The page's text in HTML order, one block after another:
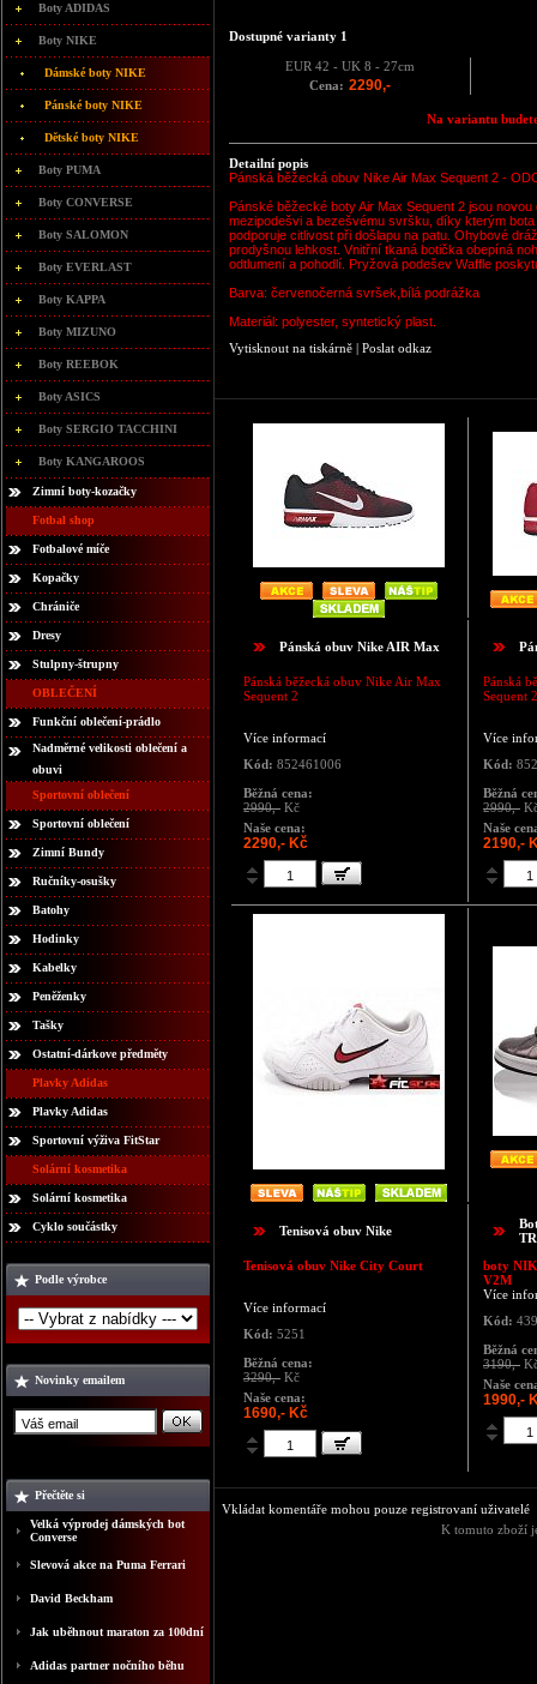
Boty ADIDAS
Boty NIKE
Dámské boty NIKE
Pánské boty NIKE
Dětské boty NIKE
Boty PUMA
Boty CONVERSE
Boty SALOMON
Boty EVERLAST
Boty KAPPA
Boty MIZUNO
Boty REEBOK
Boty ASICS
Boty SERGIO TACCHINI
Boty KANGAROOS
Zimní boty-kozačky
Fotbal shop
Fotbalové míče
Kopačky
Chrániče
Dresy
Stulpny-štrupny
OBLEČENÍ
Funkční oblečení-prádlo
Nadměrné velikosti oblečení a
obuvi
Sportovní oblečení
Sportovní oblečení
Zimní Bundy
Ručníky-osušky
Batohy
Hodinky
Kabelky
Peněženky
Tašky
Ostatní-dárkove předměty
Plavky Adidas
Plavky Adidas
Sportovní výživa FitStar
Solární kosmetika
Solární kosmetika
Cyklo součástky
Podle výrobce
Novinky emailem
Přečtěte si
Velká výprodej dámských bot
Converse
Slevová akce na Puma Ferrari
David Beckham
Jak uběhnout maraton za 100dní
Adidas partner nočního běhu
Dostupné varianty 1
EUR 42 - UK 8 - 27cm
Cena: 2290,-
Na variantu
Detailní popis
Pánská běžecká obuv Nike Air Max Sequent 2 -
Pánské běžecké boty Air Max Sequent 2 jsou
mezipodešvi a bezešvému svršku, díky kterým
podporuje citlivost při došlapu na patu. Ohybové
prodyšnou lehkost. Vnitřní tkaná botička obepíná
odtlumení a pohodlí. Pryžová podešev Waffle
Barva: červenočerná svršek,bílá podrážka
Materiál: polyester, syntetický plast.
Vytisknout na tiskárně | Poslat odkaz
Pánská obuv Nike AIR Max
Pánská běžecká obuv Nike Air Max
Sequent 2
Více informací
Kód: 852461006
Běžná cena:
2990,- Kč
Naše cena:
2290,- Kč
Pánská
Sequent 2
Více
Kód:
Běžná
2990,-
Naše
2190,-
Tenisová obuv Nike
Tenisová obuv Nike City Court
Více informací
Kód: 5251
Běžná cena:
3290,- Kč
Naše cena:
1690,- Kč
boty
V2M
Více
Kód:
Běžná
3190,-
Naše
1990,-
Vkládat komentáře mohou pouze registrovaní uživatelé
K tomuto zboží